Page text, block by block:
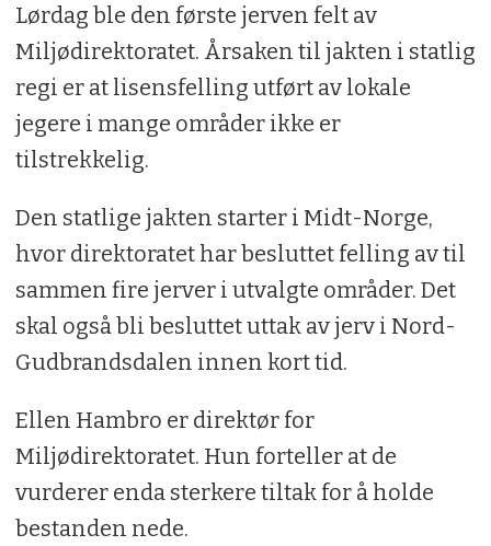
Lørdag ble den første jerven felt av
Miljødirektoratet. Årsaken til jakten i statlig
regi er at lisensfelling utført av lokale
jegere i mange områder ikke er
tilstrekkelig.
Den statlige jakten starter i Midt-Norge,
hvor direktoratet har besluttet felling av til
sammen fire jerver i utvalgte områder. Det
skal også bli besluttet uttak av jerv i Nord-
Gudbrandsdalen innen kort tid.
Ellen Hambro er direktør for
Miljødirektoratet. Hun forteller at de
vurderer enda sterkere tiltak for å holde
bestanden nede.